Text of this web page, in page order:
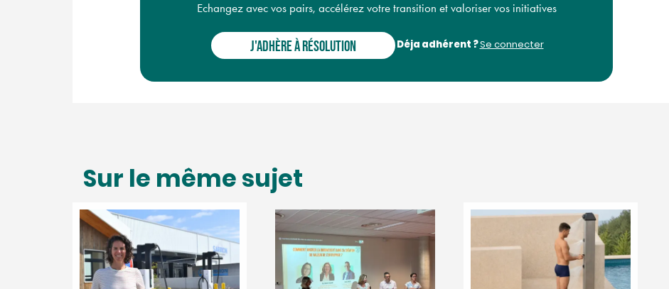
Echangez avec vos pairs, accélérez votre transition et valoriser vos initiatives
J'ADHÈRE À RÉSOLUTION Déja adhérent ?Se connecter
Sur le même sujet
Pays basque revient le
basque pour sa deuxième éditio